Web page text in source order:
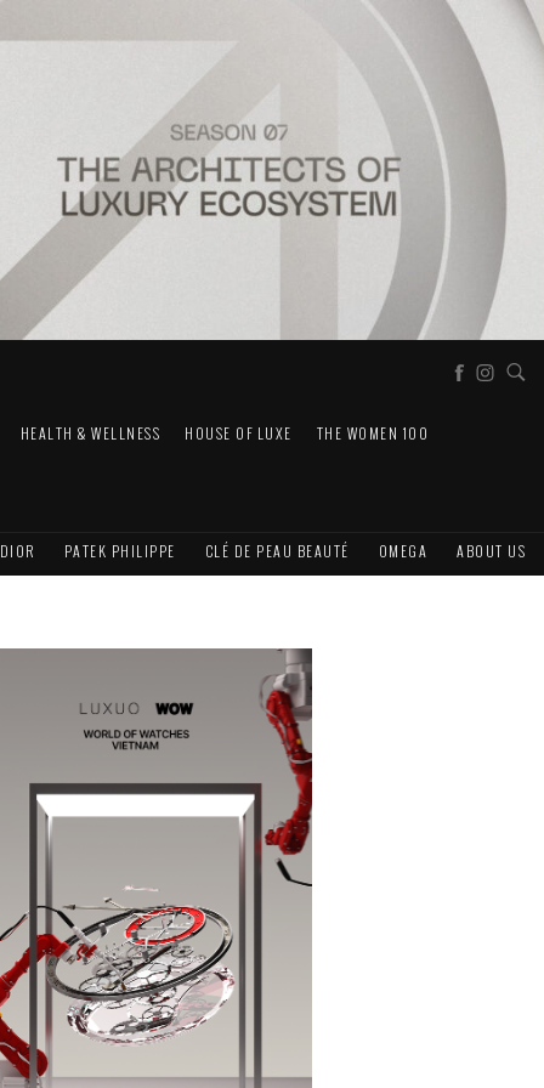
HEALTH & WELLNESS HOUSE OF LUXE THE WOMEN 100
DIOR PATEK PHILIPPE CLÉ DE PEAU BEAUTÉ OMEGA ABOUT US